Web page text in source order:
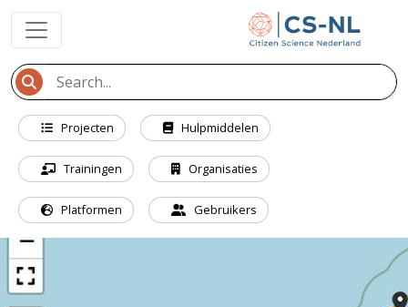
Projecten Hulpmiddelen
Trainingen Organisaties
Platformen Gebruikers